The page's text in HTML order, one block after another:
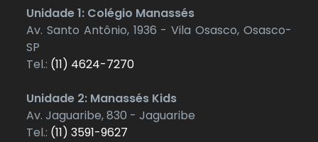
Unidade 1: Colégio Manassés
Av. Santo Antônio, 1936 - Vila Osasco, Osasco-
SP
Tel.: (11) 4624-7270
Unidade 2: Manassés Kids
Av. Jaguaribe, 830 - Jaguaribe
Tel.: (11) 3591-9627